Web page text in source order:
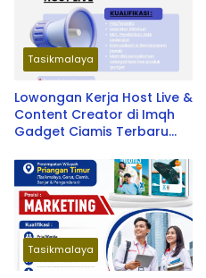
Tasikmalaya
Lowongan Kerja Host Live &
Content Creator di Imqh
Gadget Ciamis Terbaru
Tasikmalaya